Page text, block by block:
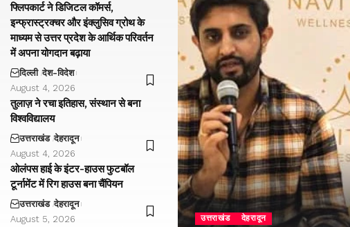
फ्लिपकार्ट ने डिजिटल कॉमर्स,
इन्फ्रास्ट्रक्चर और इंक्लुसिव ग्रोथ के
माध्यम से उत्तर प्रदेश के आर्थिक परिवर्तन
में अपना योगदान बढ़ाया
दिल्ली देश-विदेश
August 4, 2026
तुलाज़ ने रचा इतिहास, संस्थान से बना
विश्वविद्यालय
उत्तराखंड देहरादून
August 4, 2026
ओलंपस हाई के इंटर-हाउस फुटबॉल
टूर्नामेंट में रिग हाउस बना चैंपियन
उत्तराखंड देहरादून
August 5, 2026
उत्तराखंड देहरादून